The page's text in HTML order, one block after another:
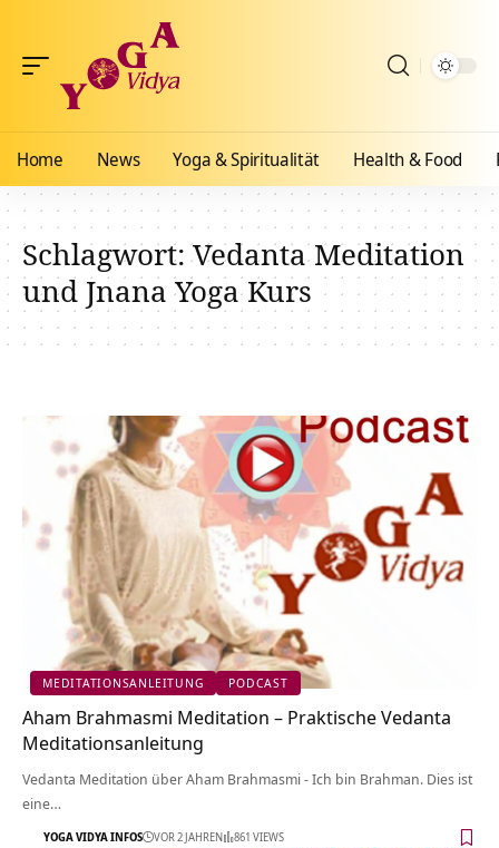
Home News Yoga & Spiritualität Health & Food
Schlagwort:Vedanta Meditation
und Jnana Yoga Kurs
MEDITATIONSANLEITUNG PODCAST
Aham Brahmasmi Meditation – Praktische Vedanta
Meditationsanleitung
Vedanta Meditation über Aham Brahmasmi - Ich bin Brahman. Dies ist
eine…
YOGA VIDYA INFOS VOR 2 JAHREN 861 VIEWS